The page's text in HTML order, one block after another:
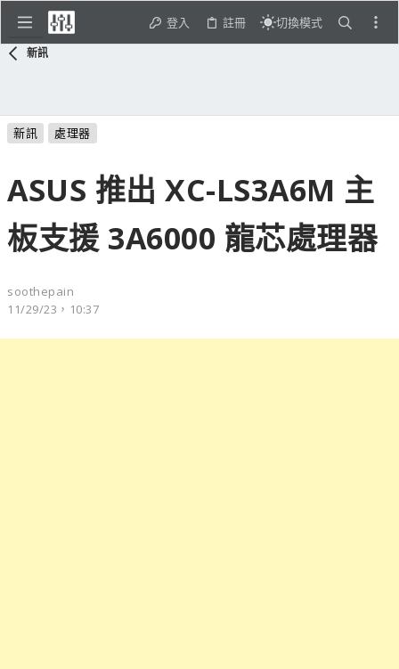
登入 註冊 切換模式
新訊
新訊 處理器
ASUS 推出 XC-LS3A6M 主
板支援 3A6000 龍芯處理器
soothepain
11/29/23，10:37